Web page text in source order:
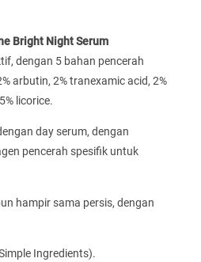
Bright Night Serum
dengan 5 bahan pencerah
arbutin, 2% tranexamic acid, 2%
licorice.
day serum, dengan
pencerah spesifik untuk
hampir sama persis, dengan
Ingredients).